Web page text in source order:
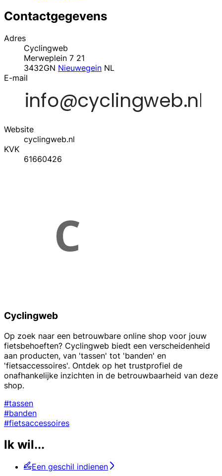
Contactgegevens
Adres
Cyclingweb
Merweplein 7 21
3432GN Nieuwegein NL
E-mail
Website
cyclingweb.nl
KVK
61660426
Cyclingweb
Op zoek naar een betrouwbare online shop voor jouw
fietsbehoeften? Cyclingweb biedt een verscheidenheid
aan producten, van 'tassen' tot 'banden' en
'fietsaccessoires'. Ontdek op het trustprofiel de
onafhankelijke inzichten in de betrouwbaarheid van deze
shop.
#tassen
#banden
#fietsaccessoires
Ik wil...
Een geschil indienen